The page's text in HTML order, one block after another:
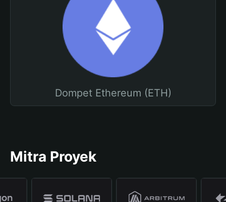
Dompet Ethereum (ETH)
Mitra Proyek